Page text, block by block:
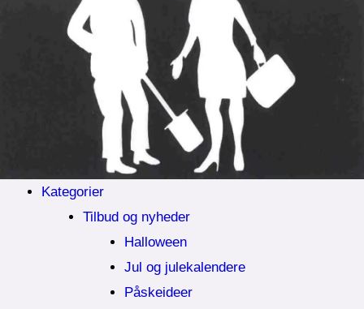
Kategorier
Tilbud og nyheder
Halloween
Jul og julekalendere
Påskeideer